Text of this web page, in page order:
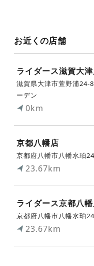
お近くの店舗
ライダース滋賀大
滋賀県大津市萱野浦24-
ーデン
0km
京都八幡店
京都府八幡市八幡水珀
23.67km
ライダース京都八
京都府八幡市八幡水珀
23.67km